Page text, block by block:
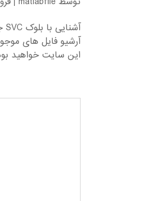
آرشیو فایل های
این سایت خواهید